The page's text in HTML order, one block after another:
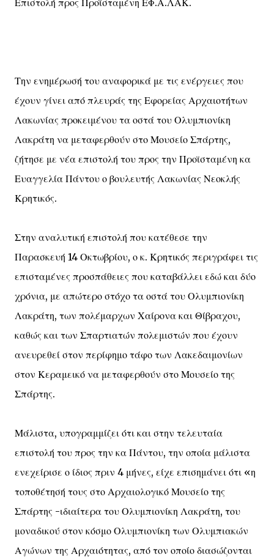
Επιστολή προς Προϊσταμένη ΕΦ.Α.ΛΑΚ.
Την ενημέρωσή του αναφορικά με τις ενέργειες που
έχουν γίνει από πλευράς της Εφορείας Αρχαιοτήτων
Λακωνίας προκειμένου τα οστά του Ολυμπιονίκη
Λακράτη να μεταφερθούν στο Μουσείο Σπάρτης,
ζήτησε με νέα επιστολή του προς την Προϊσταμένη κα
Ευαγγελία Πάντου ο βουλευτής Λακωνίας Νεοκλής
Κρητικός.
Στην αναλυτική επιστολή που κατέθεσε την
Παρασκευή 14 Οκτωβρίου, ο κ. Κρητικός περιγράφει τις
επισταμένες προσπάθειες που καταβάλλει εδώ και δύο
χρόνια, με απώτερο στόχο τα οστά του Ολυμπιονίκη
Λακράτη, των πολέμαρχων Χαίρονα και Θίβραχου,
καθώς και των Σπαρτιατών πολεμιστών που έχουν
ανευρεθεί στον περίφημο τάφο των Λακεδαιμονίων
στον Κεραμεικό να μεταφερθούν στο Μουσείο της
Σπάρτης.
Μάλιστα, υπογραμμίζει ότι και στην τελευταία
επιστολή του προς την κα Πάντου, την οποία μάλιστα
ενεχείρισε ο ίδιος πριν 4 μήνες, είχε επισημάνει ότι «η
τοποθέτησή τους στο Αρχαιολογικό Μουσείο της
Σπάρτης -ιδιαίτερα του Ολυμπιονίκη Λακράτη, του
μοναδικού στον κόσμο Ολυμπιονίκη των Ολυμπιακών
Αγώνων της Αρχαιότητας, από τον οποίο διασώζονται